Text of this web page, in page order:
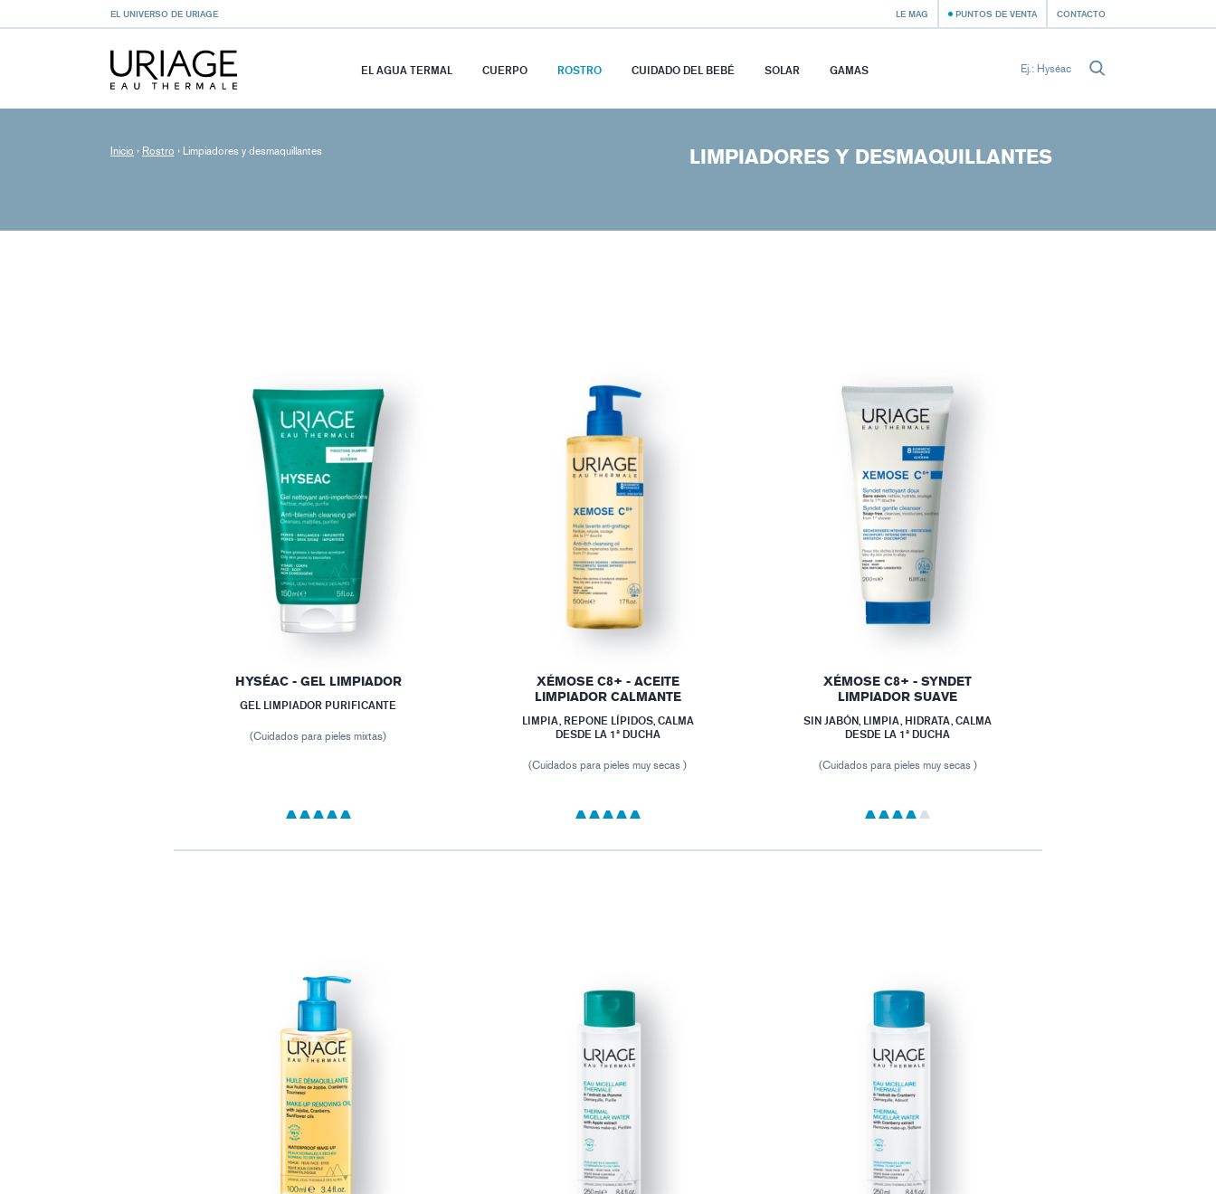
EL UNIVERSO DE URIAGE LE MAG PUNTOS DE VENTA CONTACTO
EL AGUA TERMAL CUERPO ROSTRO CUIDADO DEL BEBÉ SOLAR GAMAS
Inicio › Rostro › Limpiadores y desmaquillantes LIMPIADORES Y DESMAQUILLANTES
HYSÉAC - GEL LIMPIADOR
GEL LIMPIADOR PURIFICANTE
(Cuidados para pieles mixtas)
XÉMOSE C8+ - ACEITE
LIMPIADOR CALMANTE
LIMPIA, REPONE LÍPIDOS, CALMA
DESDE LA 1ª DUCHA
(Cuidados para pieles muy secas )
XÉMOSE C8+ - SYNDET
LIMPIADOR SUAVE
SIN JABÓN, LIMPIA, HIDRATA, CALMA
DESDE LA 1ª DUCHA
(Cuidados para pieles muy secas )